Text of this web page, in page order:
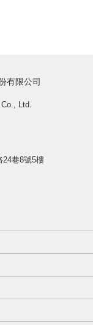
有限公司
Ltd.
24巷8號5樓